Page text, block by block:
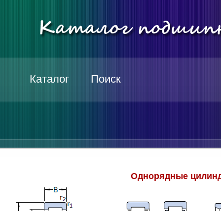
Каталог Поиск
Однорядные